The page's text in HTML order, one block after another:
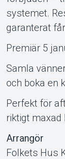
systemet.
garanterat
Premiär 5
Samla
och boka en
Perfekt för
riktigt maxad
Arrangör
Folkets Hus